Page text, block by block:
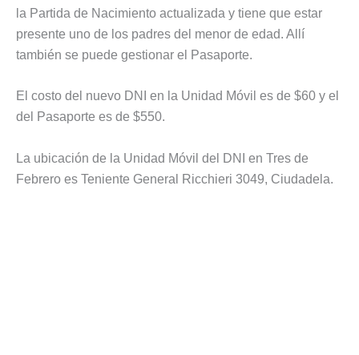
la Partida de Nacimiento actualizada y tiene que estar
presente uno de los padres del menor de edad. Allí
también se puede gestionar el Pasaporte.
El costo del nuevo DNI en la Unidad Móvil es de $60 y el
del Pasaporte es de $550.
La ubicación de la Unidad Móvil del DNI en Tres de
Febrero es Teniente General Ricchieri 3049, Ciudadela.